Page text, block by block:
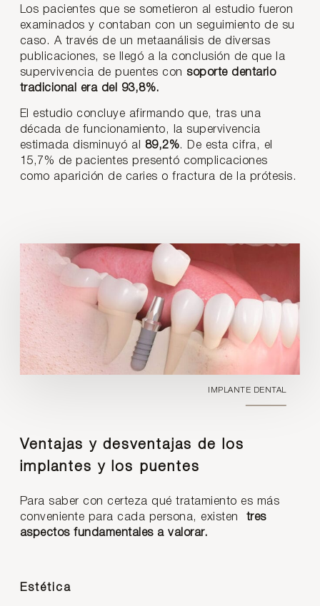
Los pacientes que se sometieron al estudio fueron
examinados y contaban con un seguimiento de su
caso. A través de un metaanálisis de diversas
publicaciones, se llegó a la conclusión de que la
supervivencia de puentes con soporte dentario
tradicional era del 93,8%.
El estudio concluye afirmando que, tras una
década de funcionamiento, la supervivencia
estimada disminuyó al 89,2%. De esta cifra, el
15,7% de pacientes presentó complicaciones
como aparición de caries o fractura de la prótesis.
IMPLANTE DENTAL
Ventajas y desventajas de los
implantes y los puentes
Para saber con certeza qué tratamiento es más
conveniente para cada persona, existen tres
aspectos fundamentales a valorar.
Estética